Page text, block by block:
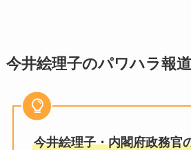
今井絵理子のパワハラ報道
今井絵理子・内閣府政務官